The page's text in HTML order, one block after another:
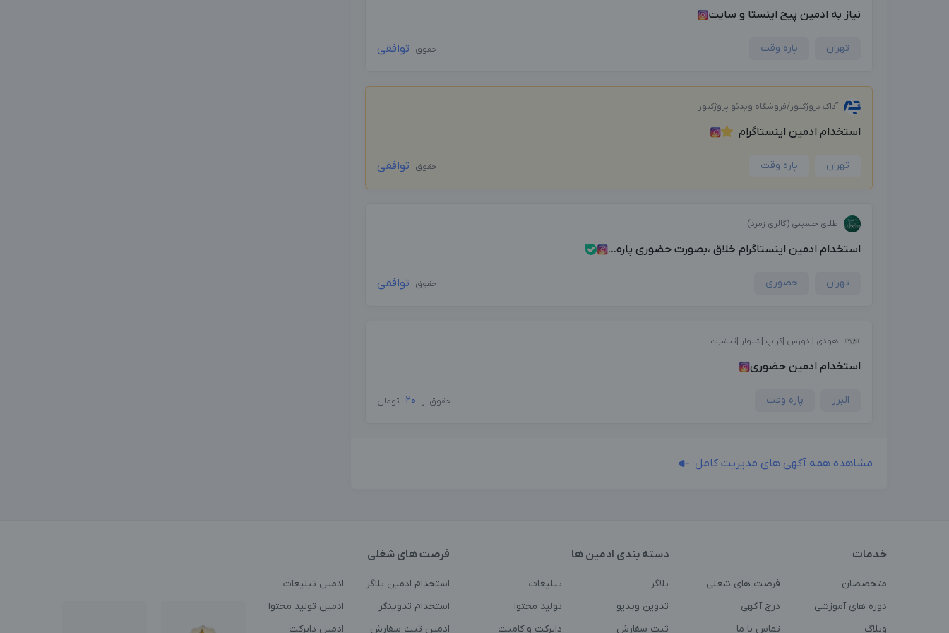
نیاز به ادمین پیج اینستا و سایت
تهران پاره وقت حقوق توافقی
آداک پروژکتور/فروشگاه ویدئو پروژکتور
استخدام ادمین اینستاگرام
تهران پاره وقت حقوق توافقی
طلای حسینی (گالری زمرد)
استخدام ادمین اینستاگرام خلاق ،بصورت حضوری پاره...
تهران حضوری حقوق توافقی
هودی | دورس |کراپ |شلوار |تیشرت
استخدام ادمین حضوری
البرز پاره وقت حقوق از 20 تومان
مشاهده همه آگهی های مدیریت کامل
خدمات
متخصصان
فرصت های شغلی
دوره های آموزشی
درج آگهی
وبلاگ
تماس با ما
دسته بندی ادمین ها
بلاگر
تبلیغات
تدوین ویدیو
تولید محتوا
ثبت سفارش
دایرکت و کامنت
فرصت های شغلی
استخدام ادمین بلاگر
ادمین تبلیغات
استخدام تدوینگر
ادمین تولید محتوا
ادمین ثبت سفارش
ادمین دایرکت